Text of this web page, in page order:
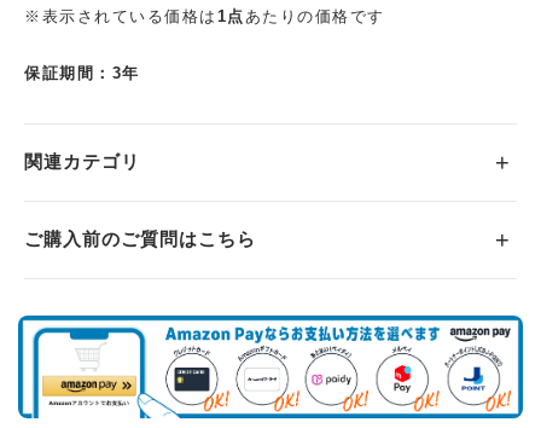
※表示されている価格は 1点あたりの価格です
保証期間：3年
関連カテゴリ
ご購入前のご質問はこちら